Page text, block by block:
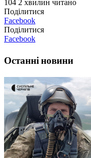
104 2 хвилин читано
Поділитися
Facebook
Поділитися
Facebook
Останні новини